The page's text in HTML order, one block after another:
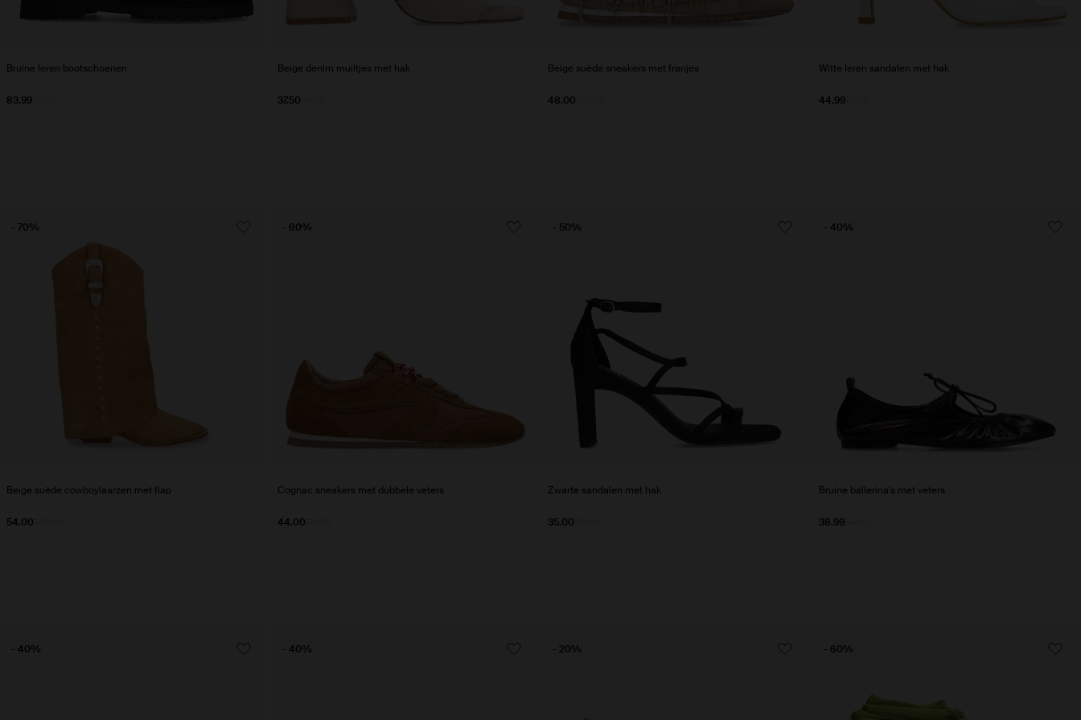
Bruine leren bootschoenen
83.99
Beige denim muiltjes met hak
37.50
Beige suède sneakers met franjes
48.00
Witte leren sandalen met hak
75.00
44.99
Beige suède cowboylaarzen met flap
54.00
- 70%
Cognac sneakers met dubbele veters
44.00
- 60%
Zwarte sandalen met hak
35.00
- 50%
Bruine ballerina's met veters
64.99
38.99
- 40%
- 40% - 40% - 20% - 60%